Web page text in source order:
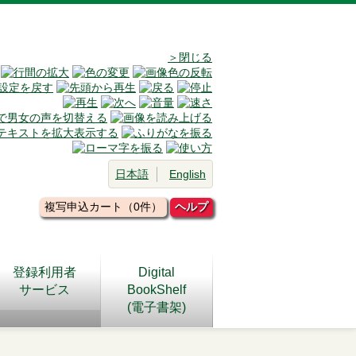
＞閉じる
日本語 English
複写申込カート（0件） ヘルプ
登録利用者
サービス
Digital
BookShelf
(電子書架)